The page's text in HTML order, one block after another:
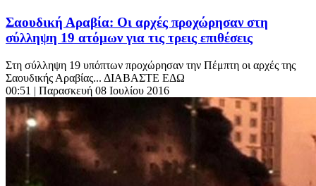
Σαουδική Αραβία: Οι αρχές προχώρησαν στη
σύλληψη 19 ατόμων για τις τρεις επιθέσεις
Στη σύλληψη 19 υπόπτων προχώρησαν την Πέμπτη οι αρχές της
Σαουδικής Αραβίας... ΔΙΑΒΑΣΤΕ ΕΔΩ
00:51 | Παρασκευή 08 Ιουλίου 2016